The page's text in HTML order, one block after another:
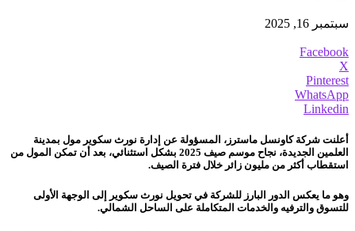
سبتمبر 16, 2025
Facebook
X
Pinterest
WhatsApp
Linkedin
أعلنت شركة كاونسل ماسترز، المسؤولة عن إدارة نورث سكوير مول بمدينة
العلمين الجديدة، نجاح موسم صيف 2025 بشكل استثنائي، بعد أن تمكن المول من
استقطاب أكثر من مليون زائر خلال فترة الصيف.
وهو ما يعكس الدور البارز للشركة في تحويل نورث سكوير إلى الوجهة الأولى
للتسوق والترفيه والخدمات المتكاملة على الساحل الشمالي.